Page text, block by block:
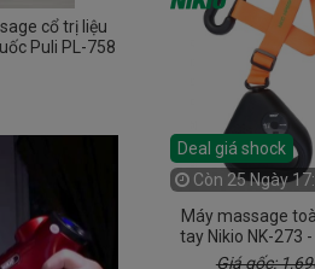
cổ trị liệu
Puli PL-758
Deal giá shock
Còn 25 Ngày
Máy massage
tay Nikio NK-273
50W, với tới lưng
Giá gốc: